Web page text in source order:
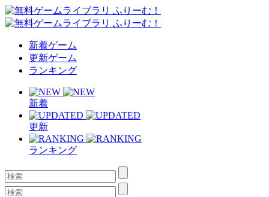
新着ゲーム
更新ゲーム
ランキング
新着
更新
ランキング